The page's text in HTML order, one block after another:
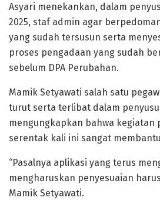
Asyari menekankan, dalam
2025, staf admin agar
yang sudah tersusun serta
proses pengadaan yang sudah
sebelum DPA Perubahan.
Mamik Setyawati salah satu
turut serta terlibat dalam
mengungkapkan bahwa kegiatan
serentak kali ini sangat
“Pasalnya aplikasi yang terus
mengharuskan penyesuaian
Mamik Setyawati.